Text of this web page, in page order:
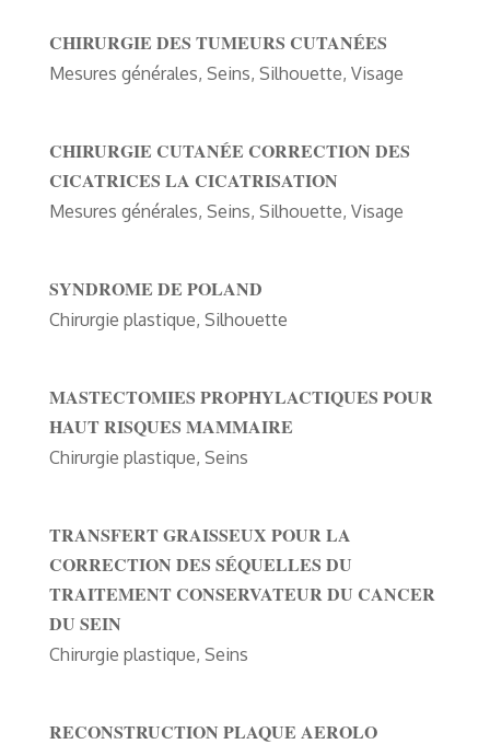
CHIRURGIE DES TUMEURS CUTANÉES
Mesures générales, Seins, Silhouette, Visage
CHIRURGIE CUTANÉE CORRECTION DES
CICATRICES LA CICATRISATION
Mesures générales, Seins, Silhouette, Visage
SYNDROME DE POLAND
Chirurgie plastique, Silhouette
MASTECTOMIES PROPHYLACTIQUES POUR
HAUT RISQUES MAMMAIRE
Chirurgie plastique, Seins
TRANSFERT GRAISSEUX POUR LA
CORRECTION DES SÉQUELLES DU
TRAITEMENT CONSERVATEUR DU CANCER
DU SEIN
Chirurgie plastique, Seins
RECONSTRUCTION PLAQUE AEROLO